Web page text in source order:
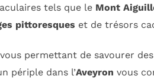
tels que le Mont
pittoresques et de trésors
vous permettant de savourer
périple dans l’Aveyron vous